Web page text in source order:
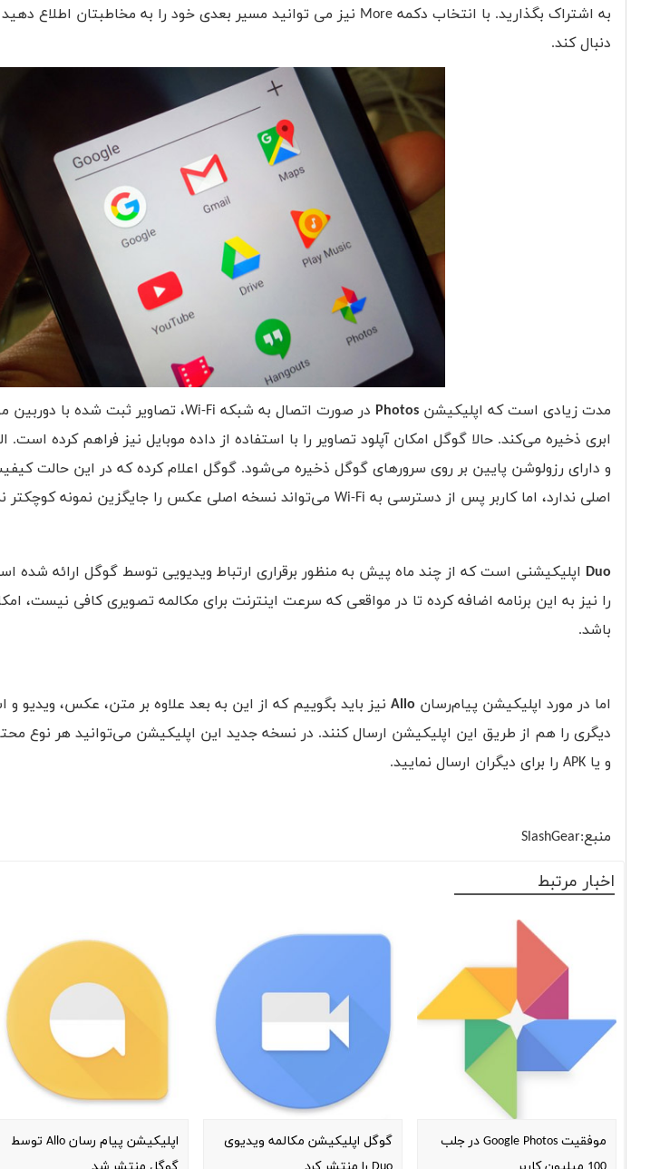
به اشتراک بگذارید. با انتخاب دکمه More نیز می توانید مسیر بعدی خود را به مخاطبتان اطلاع
دنبال کند.
مدت زیادی است که اپلیکیشن Photos در صورت اتصال به شبکه Wi-Fi، تصاویر ثبت شده با دوربین
ابری ذخیره می‌کند. حالا گوگل امکان آپلود تصاویر را با استفاده از داده موبایل نیز فراهم کرده
و دارای رزولوشن پایین بر روی سرورهای گوگل ذخیره می‌شود. گوگل اعلام کرده که در این حالت
اصلی ندارد، اما کاربر پس از دسترسی به Wi-Fiمی‌تواند نسخه اصلی عکس را جایگزین نمونه کوچکتر
Duo اپلیکیشنی است که از چند ماه پیش به منظور برقراری ارتباط ویدیویی توسط گوگل ارائه شده
را نیز به این برنامه اضافه کرده تا در مواقعی که سرعت اینترنت برای مکالمه تصویری کافی نیست،
باشد.
اما در مورد اپلیکیشن پیام‌رسان Alloنیز باید بگوییم که از این به بعد علاوه بر متن، عکس، ویدیو و
دیگری را هم از طریق این اپلیکیشن ارسال کنند. در نسخه جدید این اپلیکیشن می‌توانید هر نوع
و یا APKرا برای دیگران ارسال نمایید.
منبع:SlashGear
اخبار مرتبط
موفقیت Google Photos در جلب
گوگل اپلیکیشن مکالمه ویدیوی
اپلیکیشن پیام رسان Allo توسط